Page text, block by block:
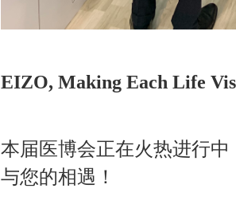
EIZO, Making Each Life
本届医博会正在火热进行中
与您的相遇！